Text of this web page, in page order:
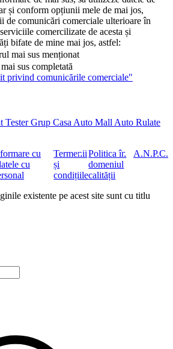
in panoul de instrumente
in scaunul soferului (WSS)
AMG
pietonilor
termina perioada de retentie de 6
și conform opțiunii mele de mai jos,
de comunicări comerciale ulterioare în
comercilizate de acesta și
bifate de mine mai jos, astfel:
mai sus menționat
sus completată
privind comunicările comerciale"
Tester Grup Casa Auto Mall Auto Rulate
cu
cu
Termenii
și
condițiile
Politica în
domeniul
calității
A.N.P.C.
existente pe acest site sunt cu titlu